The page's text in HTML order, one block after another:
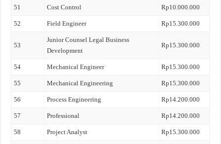
51 Cost Control Rp10.000.000
52 Field Engineer Rp15.300.000
53
Junior Counsel Legal Business
Development
Rp15.300.000
54 Mechanical Engineer Rp15.300.000
55 Mechanical Engineering Rp15.300.000
56 Process Engineering Rp14.200.000
57 Professional Rp14.200.000
58 Project Analyst Rp15.300.000